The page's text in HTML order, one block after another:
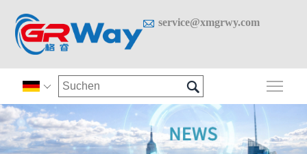
 service@xmgrwy.com
 